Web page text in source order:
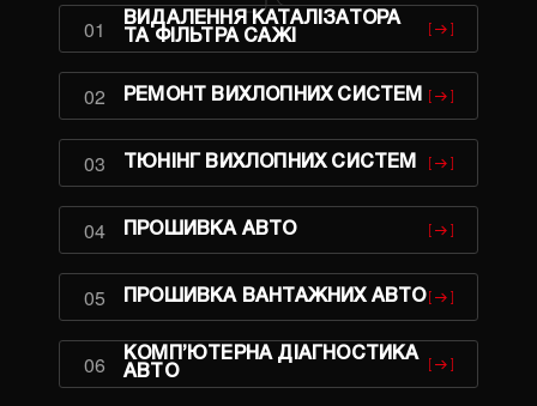
01
ВИДАЛЕННЯ КАТАЛІЗАТОРА
ТА ФІЛЬТРА САЖІ
02 РЕМОНТ ВИХЛОПНИХ СИСТЕМ
03 ТЮНІНГ ВИХЛОПНИХ СИСТЕМ
04 ПРОШИВКА АВТО
05 ПРОШИВКА ВАНТАЖНИХ АВТО
06
КОМП’ЮТЕРНА ДІАГНОСТИКА
АВТО